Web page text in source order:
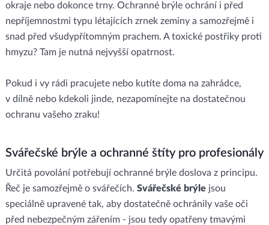
okraje nebo dokonce trny. Ochranné brýle ochrání i před
nepříjemnostmi typu létajících zrnek zeminy a samozřejmě i
snad před všudypřítomným prachem. A toxické postřiky proti
hmyzu? Tam je nutná nejvyšší opatrnost.
Pokud i vy rádi pracujete nebo kutíte doma na zahrádce,
v dílně nebo kdekoli jinde, nezapomínejte na dostatečnou
ochranu vašeho zraku!
Svářečské brýle a ochranné štíty pro profesionály
Určitá povolání potřebují ochranné brýle doslova z principu.
Řeč je samozřejmě o svářečích. Svářečské brýlejsou
speciálně upravené tak, aby dostatečně ochránily vaše oči
před nebezpečným zářením - jsou tedy opatřeny tmavými